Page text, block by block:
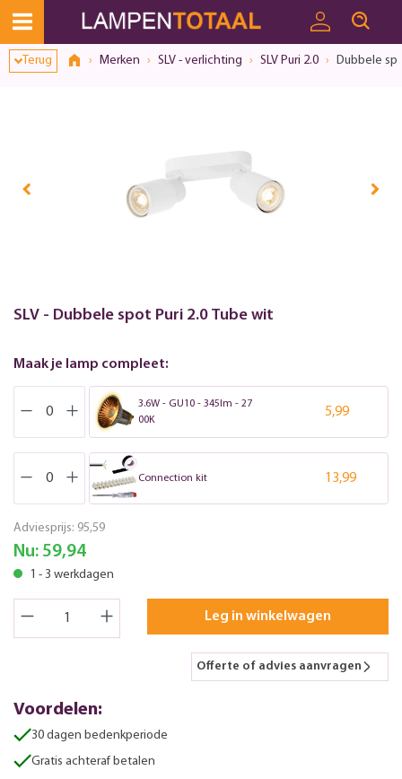
Terug Merken SLV - verlichting SLV Puri 2.0 Dubbele
SLV - Dubbele spot Puri 2.0 Tube wit
Maak je lamp compleet:
3.6W - GU10 - 345lm - 27
00K
5,99
Connection kit 13,99
Adviesprijs: 95,59
Nu: 59,94
1 - 3 werkdagen
Leg in winkelwagen
Offerte of advies aanvragen
Voordelen:
30 dagen bedenkperiode
Gratis achteraf betalen